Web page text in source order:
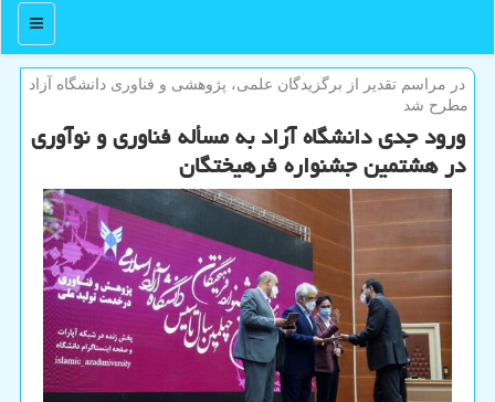
منو
در مراسم تقدیر از برگزیدگان علمی، پژوهشی و فناوری دانشگاه آزاد
مطرح شد
ورود جدی دانشگاه آزاد به مسأله فناوری و نوآوری
در هشتمین جشنواره فرهیختگان